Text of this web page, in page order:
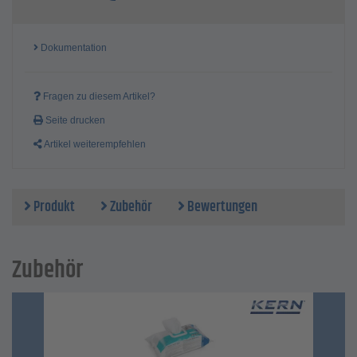
Display Ziffernhöhe - 25 mm
Dokumentation
Fragen zu diesem Artikel?
Seite drucken
Artikel weiterempfehlen
Produkt Zubehör Bewertungen
Zubehör